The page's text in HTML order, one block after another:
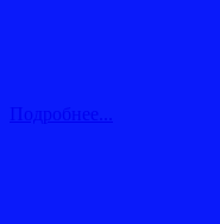
Подробнее...